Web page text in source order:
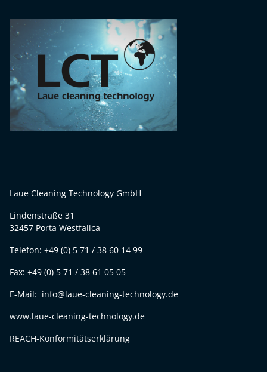
Laue Cleaning Technology GmbH
Lindenstraße 31
32457 Porta Westfalica
Telefon: +49 (0) 5 71 / 38 60 14 99
Fax: +49 (0) 5 71 / 38 61 05 05
E-Mail: info@laue-cleaning-technology.de
www.laue-cleaning-technology.de
REACH-Konformitätserklärung